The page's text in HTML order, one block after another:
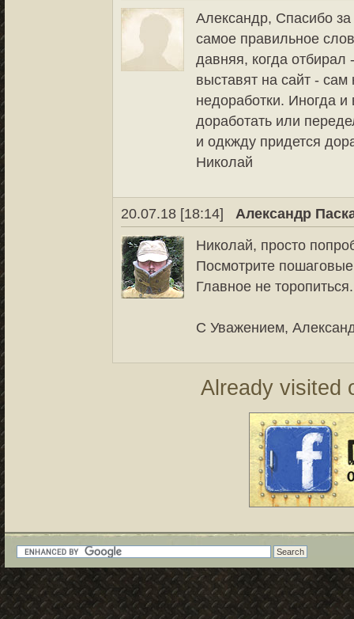
Александр, Спасибо
самое правильное
давняя, когда отбирал
выставят на сайт -
недоработки. Иногда
доработать или
и одкжду придется
Николай
20.07.18 [18:14]
Александр
Николай, просто
Посмотрите
Главное не торопиться.
С Уважением,
Already visited